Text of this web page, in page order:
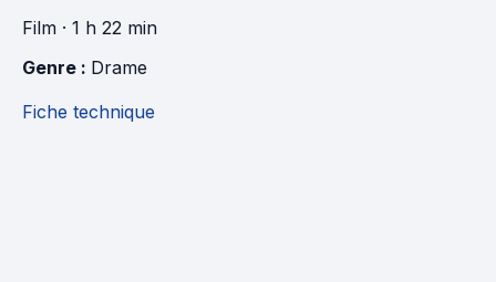
Film · 1 h 22 min
Genre : Drame
Fiche technique